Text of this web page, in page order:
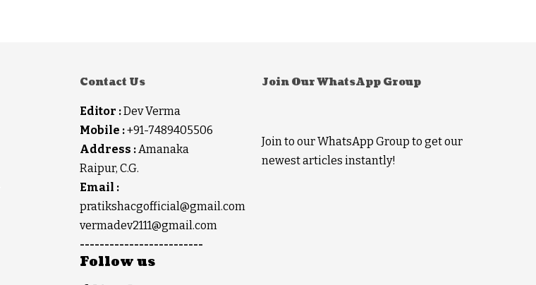
Contact Us
Editor :Dev Verma
Mobile :+91-7489405506
Address :Amanaka
Raipur, C.G.
Email :
pratikshacgofficial@gmail.com
vermadev2111@gmail.com
-------------------------
Follow us
Join Our WhatsApp Group
Join to our WhatsApp Group to get our
newest articles instantly!